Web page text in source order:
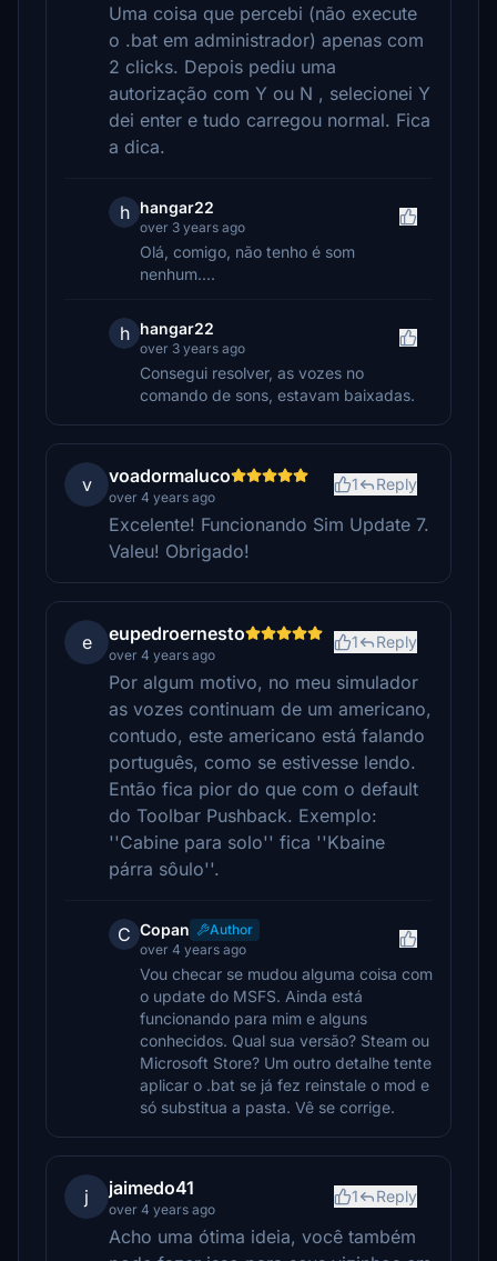
Uma coisa que percebi (não execute
o .bat em administrador) apenas com
2 clicks. Depois pediu uma
autorização com Y ou N , selecionei Y
dei enter e tudo carregou normal. Fica
a dica.
h hangar22
over 3 years ago
Olá, comigo, não tenho é som
nenhum....
h hangar22
over 3 years ago
Consegui resolver, as vozes no
comando de sons, estavam baixadas.
v voadormaluco
over 4 years ago
1 Reply
Excelente! Funcionando Sim Update 7.
Valeu! Obrigado!
e eupedroernesto
over 4 years ago
1 Reply
Por algum motivo, no meu simulador
as vozes continuam de um americano,
contudo, este americano está falando
português, como se estivesse lendo.
Então fica pior do que com o default
do Toolbar Pushback. Exemplo:
''Cabine para solo'' fica ''Kbaine
párra sôulo''.
C Copan
Author
over 4 years ago
Vou checar se mudou alguma coisa com
o update do MSFS. Ainda está
funcionando para mim e alguns
conhecidos. Qual sua versão? Steam ou
Microsoft Store? Um outro detalhe tente
aplicar o .bat se já fez reinstale o mod e
só substitua a pasta. Vê se corrige.
j jaimedo41
over 4 years ago
1 Reply
Acho uma ótima ideia, você também